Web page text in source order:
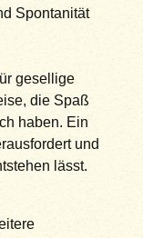
Spontanität
gesellige
die Spaß
haben. Ein
und
lässt.